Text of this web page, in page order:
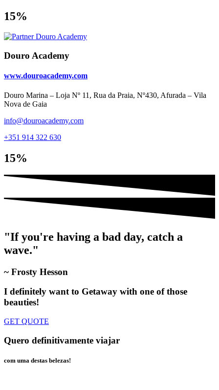
15%
Douro Academy
www.douroacademy.com
Douro Marina – Loja Nº 11, Rua da Praia, Nº430, Afurada – Vila
Nova de Gaia
info@douroacademy.com
+351 914 322 630
15%
"If you're having a bad day, catch a
wave."
~ Frosty Hesson
I definitely want to Getaway with one of those
beauties!
GET QUOTE
Quero definitivamente viajar
com uma destas belezas!